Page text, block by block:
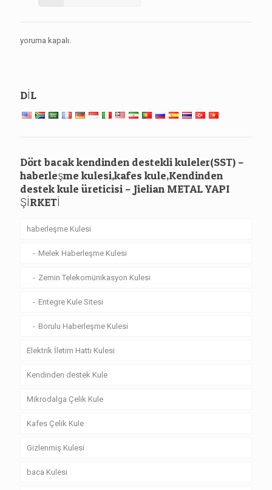
yoruma kapalı.
DİL
Dört bacak kendinden destekli kuleler(SST) –
haberleşme kulesi,kafes kule,Kendinden
destek kule üreticisi – Jielian METAL YAPI
ŞİRKETİ
haberleşme Kulesi
Melek Haberleşme Kulesi
Zemin Telekomünikasyon Kulesi
Entegre Kule Sitesi
Borulu Haberleşme Kulesi
Elektrik İletim Hattı Kulesi
Kendinden destek Kule
Mikrodalga Çelik Kule
Kafes Çelik Kule
Gizlenmiş Kulesi
baca Kulesi